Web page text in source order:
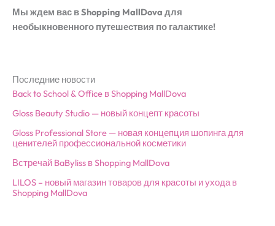
Мы ждем вас в Shopping MallDova для
необыкновенного путешествия по галактике!
Последние новости
Back to School & Office в Shopping MallDova
Gloss Beauty Studio — новый концепт красоты
Gloss Professional Store — новая концепция шопинга для
ценителей профессиональной косметики
Встречай BaByliss в Shopping MallDova
LILOS – новый магазин товаров для красоты и ухода в
Shopping MallDova